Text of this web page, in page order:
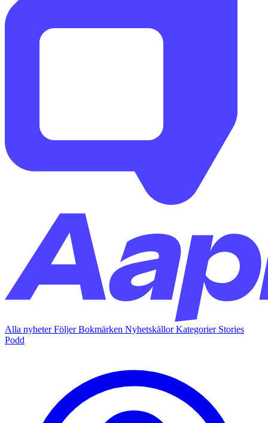
Alla nyheterFöljerBokmärken NyhetskällorKategorier Stories
Podd